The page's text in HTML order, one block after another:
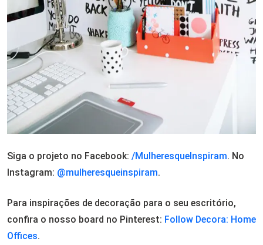
Siga o projeto no Facebook: /MulheresqueInspiram. No
Instagram: @mulheresqueinspiram.
Para inspirações de decoração para o seu escritório,
confira o nosso board no Pinterest: Follow Decora: Home
Offices.